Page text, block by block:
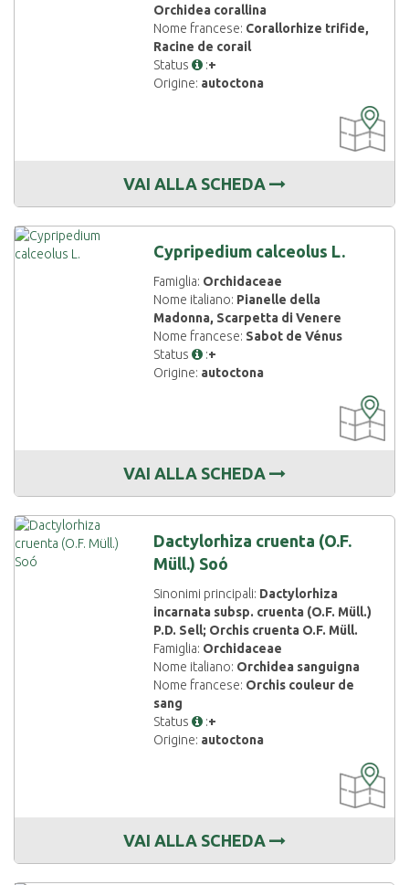
Orchidea corallina
Nome francese: Corallorhize trifide,
Racine de corail
Status
:+
Origine: autoctona
DISPONIBILE
VAI ALLA SCHEDA
Cypripedium calceolus L.
Famiglia: Orchidaceae
Nome italiano: Pianelle della
Madonna, Scarpetta di Venere
Nome francese: Sabot de Vénus
Status
:+
Origine: autoctona
DISPONIBILE
VAI ALLA SCHEDA
Dactylorhiza cruenta (O.F.
Müll.) Soó
Sinonimi principali: Dactylorhiza
incarnata subsp. cruenta (O.F. Müll.)
P.D. Sell; Orchis cruenta O.F. Müll.
Famiglia: Orchidaceae
Nome italiano: Orchidea sanguigna
Nome francese: Orchis couleur de
sang
Status
:+
Origine: autoctona
DISPONIBILE
VAI ALLA SCHEDA